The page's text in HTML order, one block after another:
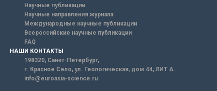
Научные публикации
Научные направления журнала
Международные научные публикации
Всероссийские научные публикации
FAQ
НАШИ КОНТАКТЫ
198320, Санкт-Петербург,
г. Красное Село, ул. Геологическая, дом 44, ЛИТ А.
info@euroasia-science.ru